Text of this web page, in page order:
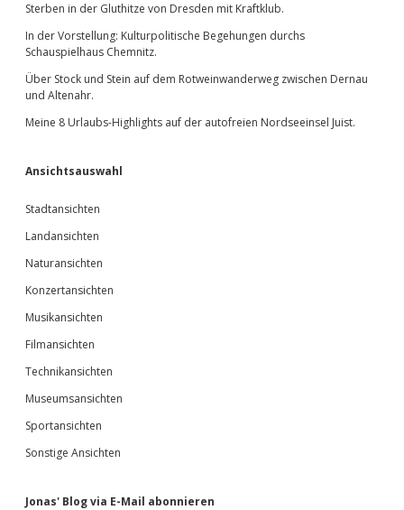
Sterben in der Gluthitze von Dresden mit Kraftklub.
In der Vorstellung: Kulturpolitische Begehungen durchs
Schauspielhaus Chemnitz.
Über Stock und Stein auf dem Rotweinwanderweg zwischen Dernau
und Altenahr.
Meine 8 Urlaubs-Highlights auf der autofreien Nordseeinsel Juist.
Ansichtsauswahl
Stadtansichten
Landansichten
Naturansichten
Konzertansichten
Musikansichten
Filmansichten
Technikansichten
Museumsansichten
Sportansichten
Sonstige Ansichten
Jonas' Blog via E-Mail abonnieren